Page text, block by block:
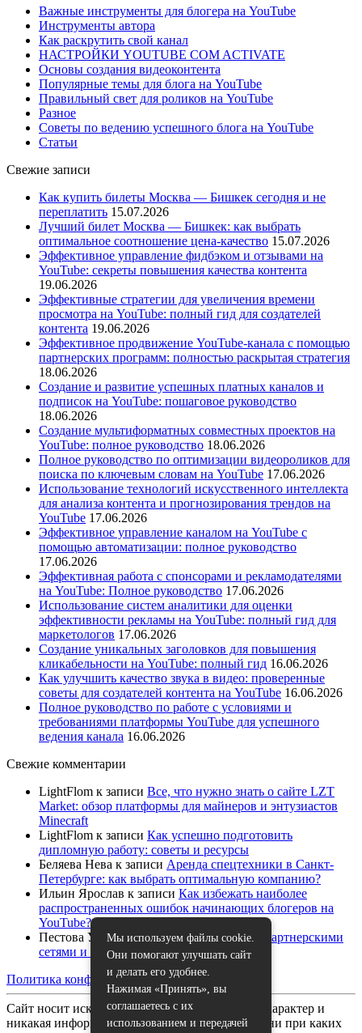
Важные инструменты для блогера на YouTube
Инструменты автора
Как раскрутить свой канал
НАСТРОЙКИ YOUTUBE COM ACTIVATE
Основы создания видеоконтента
Популярные темы для блога на YouTube
Правильный свет для роликов на YouTube
Разное
Советы по ведению успешного блога на YouTube
Статьи
Свежие записи
Как купить билеты Москва — Бишкек сегодня и не
переплатить 15.07.2026
Лучший билет Москва — Бишкек: как выбрать
оптимальное соотношение цена-качество 15.07.2026
Эффективное управление фидбэком и отзывами на
YouTube: секреты повышения качества контента
19.06.2026
Эффективные стратегии для увеличения времени
просмотра на YouTube: полный гид для создателей
контента 19.06.2026
Эффективное продвижение YouTube-канала с помощью
партнерских программ: полностью раскрытая стратегия
18.06.2026
Создание и развитие успешных платных каналов и
подписок на YouTube: пошаговое руководство
18.06.2026
Создание мультиформатных совместных проектов на
YouTube: полное руководство 18.06.2026
Полное руководство по оптимизации видеороликов для
поиска по ключевым словам на YouTube 17.06.2026
Использование технологий искусственного интеллекта
для анализа контента и прогнозирования трендов на
YouTube 17.06.2026
Эффективное управление каналом на YouTube с
помощью автоматизации: полное руководство
17.06.2026
Эффективная работа с спонсорами и рекламодателями
на YouTube: Полное руководство 17.06.2026
Использование систем аналитики для оценки
эффективности рекламы на YouTube: полный гид для
маркетологов 17.06.2026
Создание уникальных заголовков для повышения
кликабельности на YouTube: полный гид 16.06.2026
Как улучшить качество звука в видео: проверенные
советы для создателей контента на YouTube 16.06.2026
Полное руководство по работе с условиями и
требованиями платформы YouTube для успешного
ведения канала 16.06.2026
Свежие комментарии
LightFlom к записи Все, что нужно знать о сайте LZT
Market: обзор платформы для майнеров и энтузиастов
Minecraft
LightFlom к записи Как успешно подготовить
дипломную работу: советы и ресурсы
Беляева Нева к записи Аренда спецтехники в Санкт-
Петербурге: как выбрать оптимальную компанию?
Ильин Ярослав к записи Как избежать наиболее
распространенных ошибок начинающих блогеров на
YouTube?
Пестова Устина к записиКак работать с партнерскими
сетями и спонсорами на YouTube
Политика конфиденциальности|Карта сайта
Сайт носит исключительно информационный характер и
никакая информация, опубликованная на нём, ни при каких
Мы используем файлы cookie.
Они помогают улучшать сайт
и делать его удобнее.
Нажимая «Принять», вы
соглашаетесь с их
использованием и передачей